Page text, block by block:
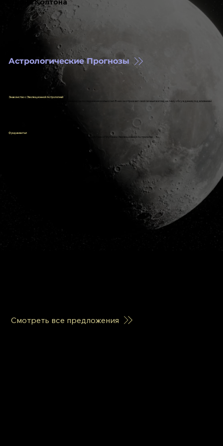
Леона Колтона
Астрологические Прогнозы
Знакомство с Эволюционной Астрологией
- здесь Леон делится своими статьями, написанными за последние несколько лет. В них он отражает свой личный взгляд на тему обсуждения, под влиянием
Фундаментал
- в эту рубрику входят все статьи, переведённые Леоном с книг Д.В.Грин о Плутоне и Эволюционной Астрологии
Смотреть все предложения